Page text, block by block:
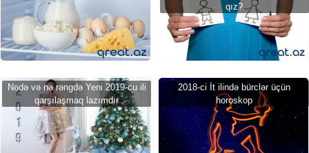
qız?
Nədə və nə rəngdə Yeni 2019-cu ili
qarşılaşmaq lazımdır
2018-ci İt ilində bürclər üçün
horoskop